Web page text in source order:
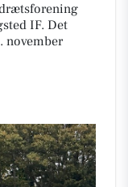
IF. Det
november